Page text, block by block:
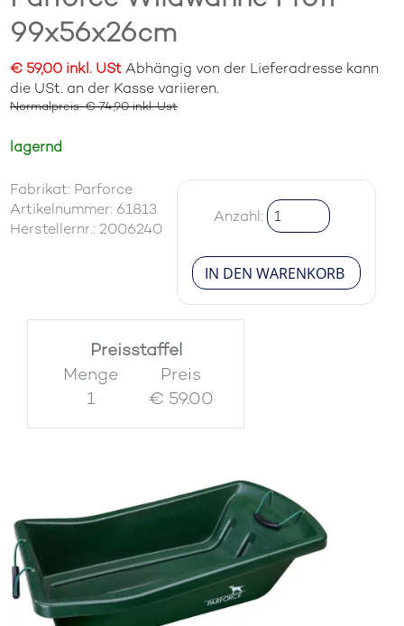
99x56x26cm
€ 59,00 inkl. UStAbhängig von der Lieferadresse kann
die USt. an der Kasse variieren.
Normalpreis: € 74,90 inkl. Ust
lagernd
Fabrikat: Parforce
Artikelnummer: 61813
Herstellernr.: 2006240
Anzahl:
Preisstaffel
Menge
Preis
1
€ 59.00